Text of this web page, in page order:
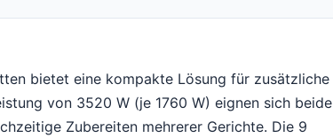
bietet eine kompakte Lösung für zusätzliche
von 3520 W (je 1760 W) eignen sich beide
Zubereiten mehrerer Gerichte. Die 9